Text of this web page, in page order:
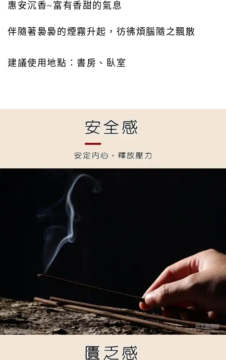
惠安沉香~富有香甜的氣息
伴隨著裊裊的煙霧升起， 彷彿煩腦隨之飄散
建議使用地點：書房、臥室